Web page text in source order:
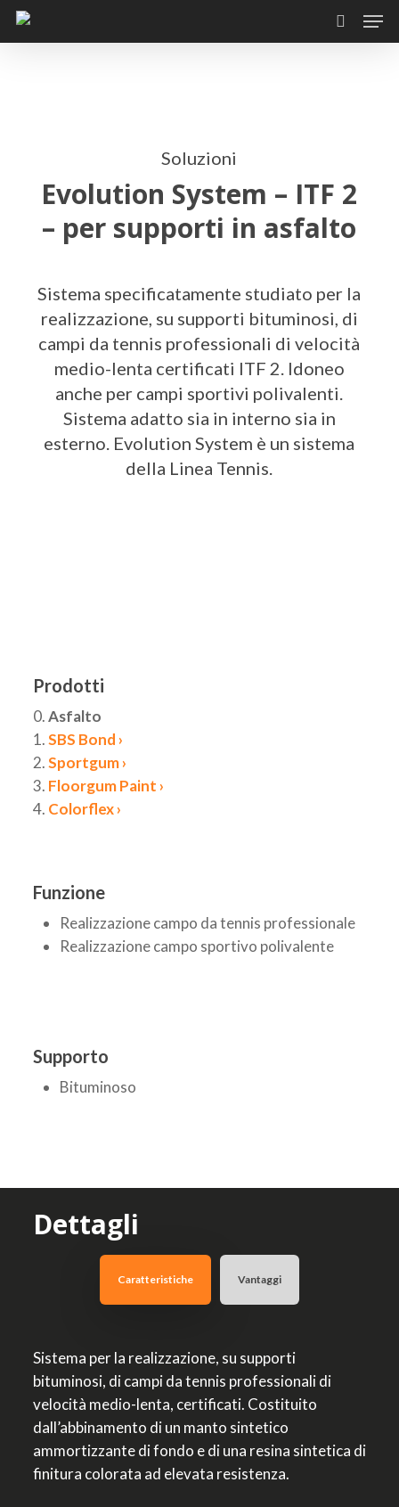
Skip
search
Soluzioni
Evolution System – ITF 2
– per supporti in asfalto
Sistema specificatamente studiato per la
realizzazione, su supporti bituminosi, di
campi da tennis professionali di velocità
medio-lenta certificati ITF 2. Idoneo
anche per campi sportivi polivalenti.
Sistema adatto sia in interno sia in
esterno. Evolution System è un sistema
della Linea Tennis.
Prodotti
0.Asfalto
1.SBS Bond ›
2.Sportgum ›
3. Floorgum Paint ›
4. Colorflex ›
Funzione
Realizzazione campo da tennis professionale
Realizzazione campo sportivo polivalente
Supporto
Bituminoso
Dettagli
Caratteristiche Vantaggi
Sistema per la realizzazione, su supporti
bituminosi, di campi da tennis professionali di
velocità medio-lenta, certificati. Costituito
dall’abbinamento di un manto sintetico
ammortizzante di fondo e di una resina sintetica di
finitura colorata ad elevata resistenza.